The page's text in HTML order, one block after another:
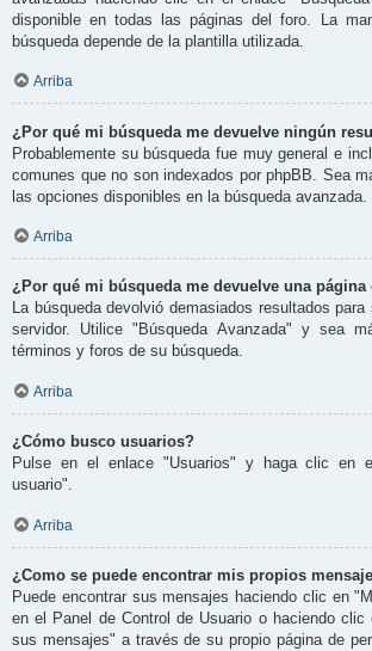
disponible en todas las páginas del foro. La
búsqueda depende de la plantilla utilizada.
Arriba
¿Por qué mi búsqueda me devuelve ningún
Probablemente su búsqueda fue muy general e
comunes que no son indexados por phpBB. Sea
las opciones disponibles en la búsqueda avanzada.
Arriba
¿Por qué mi búsqueda me devuelve una página
La búsqueda devolvió demasiados resultados para
servidor. Utilice "Búsqueda Avanzada" y sea
términos y foros de su búsqueda.
Arriba
¿Cómo busco usuarios?
Pulse en el enlace "Usuarios" y haga clic en
usuario".
Arriba
¿Como se puede encontrar mis propios
Puede encontrar sus mensajes haciendo clic en
en el Panel de Control de Usuario o haciendo clic
sus mensajes" a través de su propio página de